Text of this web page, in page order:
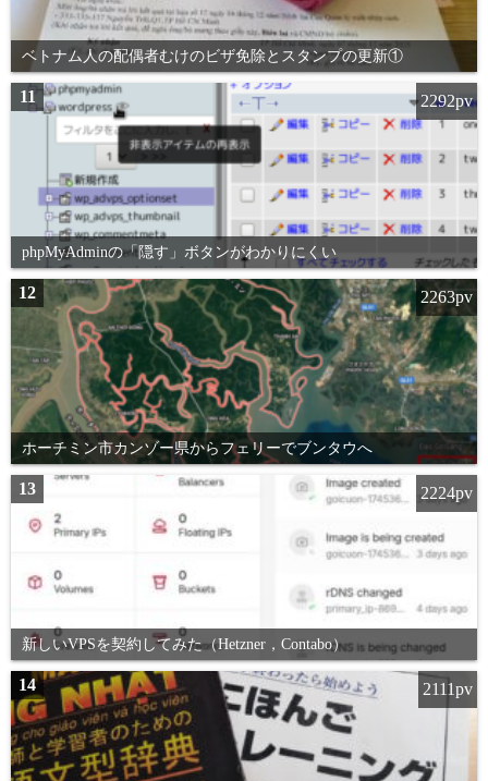
ベトナム人の配偶者むけのビザ免除とスタンプの更新①
11
phpMyAdminの「隠す」ボタンがわかりにくい
2292pv
12
ホーチミン市カンゾー県からフェリーでブンタウへ
2263pv
13
新しいVPSを契約してみた（Hetzner，Contabo）
2224pv
14 2111pv